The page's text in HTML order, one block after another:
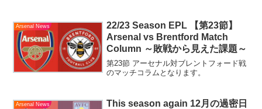
Arsenal News
22/23 Season EPL 【第23節】
Arsenal vs Brentford Match
Column ～敗戦から見えた課題～
第23節 アーセナル対ブレントフォード戦
のマッチコラムとなります。
Arsenal News
This season again 12月の過密日